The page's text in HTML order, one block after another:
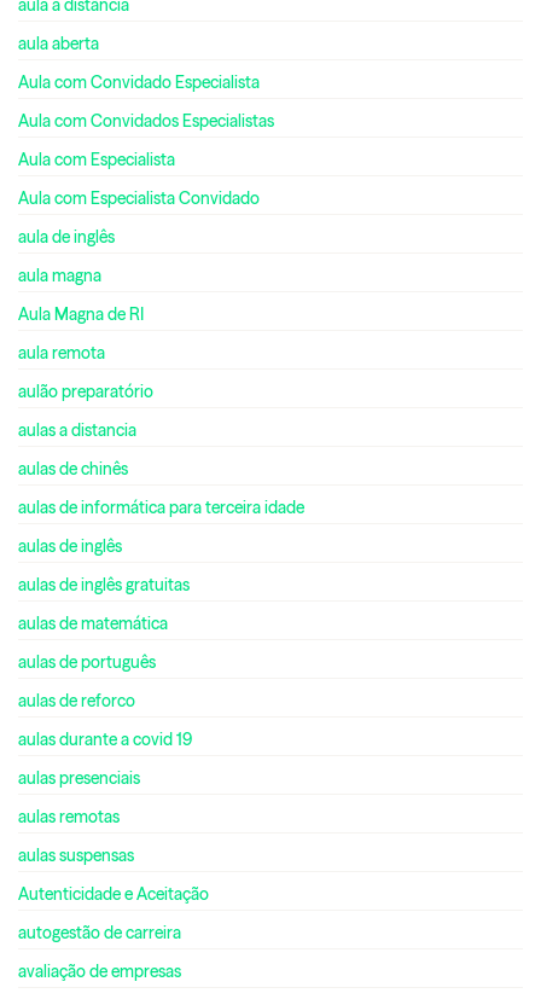
aula a distância
aula aberta
Aula com Convidado Especialista
Aula com Convidados Especialistas
Aula com Especialista
Aula com Especialista Convidado
aula de inglês
aula magna
Aula Magna de RI
aula remota
aulão preparatório
aulas a distancia
aulas de chinês
aulas de informática para terceira idade
aulas de inglês
aulas de inglês gratuitas
aulas de matemática
aulas de português
aulas de reforco
aulas durante a covid 19
aulas presenciais
aulas remotas
aulas suspensas
Autenticidade e Aceitação
autogestão de carreira
avaliação de empresas